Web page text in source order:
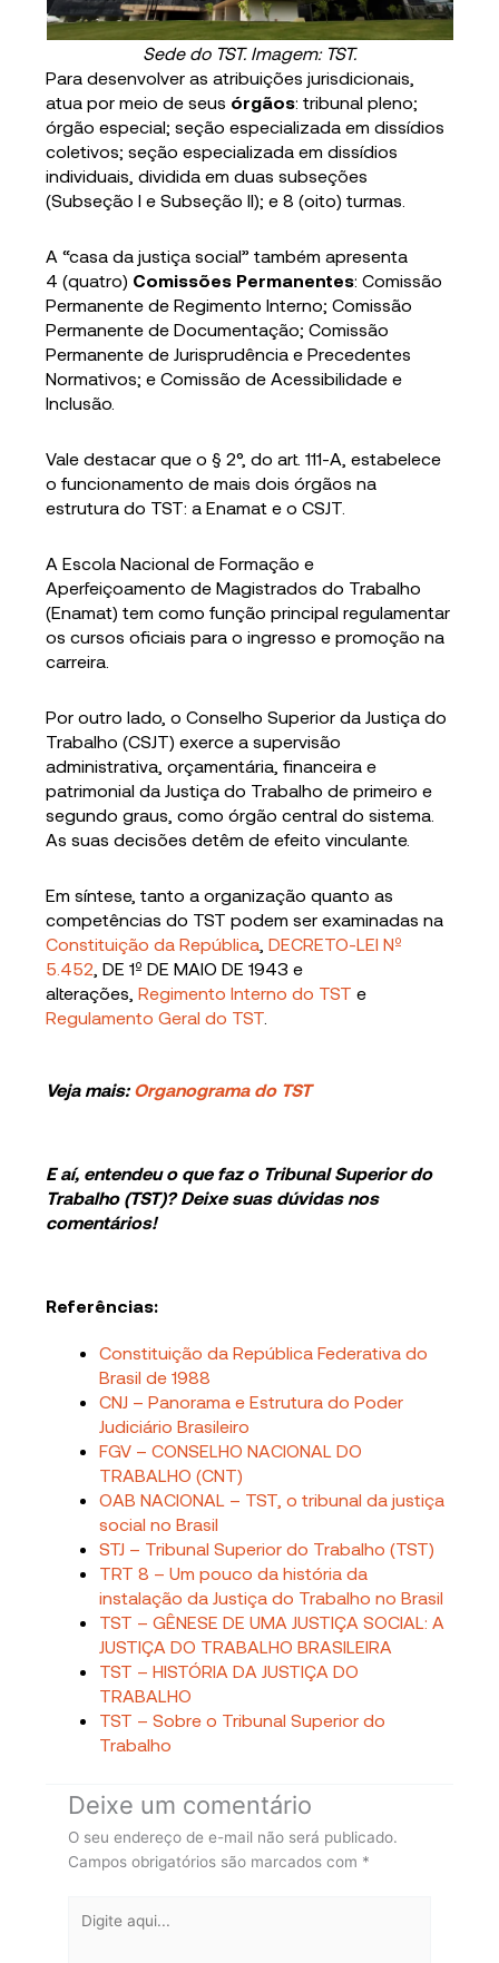
Sede do TST. Imagem: TST.
Para desenvolver as atribuições jurisdicionais,
atua por meio de seus órgãos: tribunal pleno;
órgão especial; seção especializada em dissídios
coletivos; seção especializada em dissídios
individuais, dividida em duas subseções
(Subseção I e Subseção II); e 8 (oito) turmas.
A “casa da justiça social” também apresenta
4 (quatro) Comissões Permanentes: Comissão
Permanente de Regimento Interno; Comissão
Permanente de Documentação; Comissão
Permanente de Jurisprudência e Precedentes
Normativos; e Comissão de Acessibilidade e
Inclusão.
Vale destacar que o § 2°, do art. 111-A, estabelece
o funcionamento de mais dois órgãos na
estrutura do TST: a Enamat e o CSJT.
A Escola Nacional de Formação e
Aperfeiçoamento de Magistrados do Trabalho
(Enamat) tem como função principal regulamentar
os cursos oficiais para o ingresso e promoção na
carreira.
Por outro lado, o Conselho Superior da Justiça do
Trabalho (CSJT) exerce a supervisão
administrativa, orçamentária, financeira e
patrimonial da Justiça do Trabalho de primeiro e
segundo graus, como órgão central do sistema.
As suas decisões detêm de efeito vinculante.
Em síntese, tanto a organização quanto as
competências do TST podem ser examinadas na
Constituição da República ,DECRETO-LEI Nº
5.452 , DE 1º DE MAIO DE 1943 e
alterações,Regimento Interno do TST e
Regulamento Geral do TST
Veja mais: Organograma do TST
E aí, entendeu o que faz o Tribunal Superior do
Trabalho (TST)? Deixe suas dúvidas nos
comentários!
Referências:
Constituição da República Federativa do
Brasil de 1988
CNJ – Panorama e Estrutura do Poder
Judiciário Brasileiro
FGV – CONSELHO NACIONAL DO
TRABALHO (CNT)
OAB NACIONAL – TST, o tribunal da justiça
social no Brasil
STJ – Tribunal Superior do Trabalho (TST)
TRT 8 – Um pouco da história da
instalação da Justiça do Trabalho no Brasil
TST – GÊNESE DE UMA JUSTIÇA SOCIAL: A
JUSTIÇA DO TRABALHO BRASILEIRA
TST – HISTÓRIA DA JUSTIÇA DO
TRABALHO
TST – Sobre o Tribunal Superior do
Trabalho
Deixe um comentário
O seu endereço de e-mail não será publicado.
Campos obrigatórios são marcados com *
aqui...